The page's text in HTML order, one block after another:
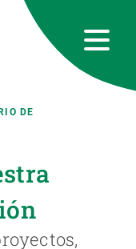
DE